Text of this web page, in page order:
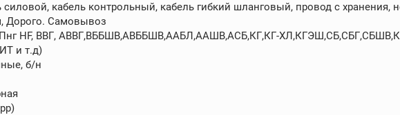
кабель контрольный, кабель гибкий шланговый, провод с хранения,
Дорого. Самовывоз
HF, ВВГ, АВВГ,ВББШВ,АВББШВ,ААБЛ,ААШВ,АСБ,КГ,КГ-
и т.д)
б/н